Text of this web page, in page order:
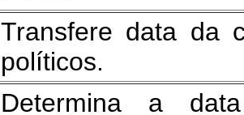
Transfere data da
políticos.
Determina a